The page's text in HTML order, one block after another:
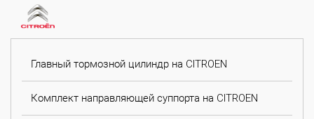
Главный тормозной цилиндр на CITROEN
Комплект направляющей суппорта на CITROEN